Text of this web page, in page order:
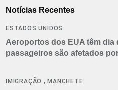
Notícias Recentes
ESTADOS UNIDOS
Aeroportos dos EUA têm dia
passageiros são afetados
IMIGRAÇÃO ,MANCHETE